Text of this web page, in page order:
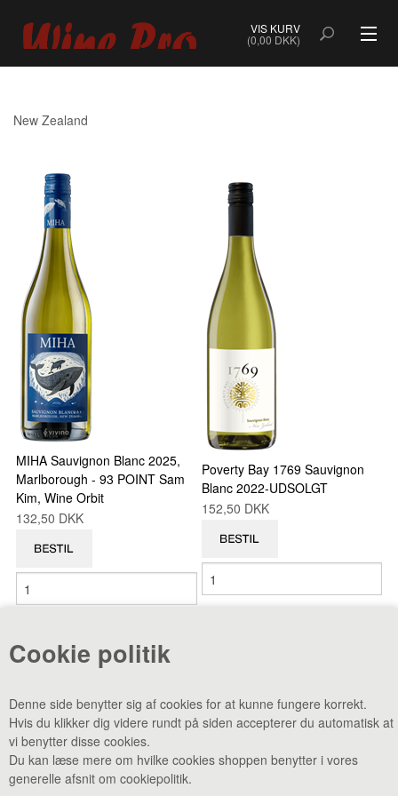
Cookie politik
Denne side benytter sig af cookies for at kunne fungere korrekt.
Hvis du klikker dig videre rundt på siden accepterer du automatisk at
vi benytter disse cookies.
Du kan læse mere om hvilke cookies shoppen benytter i vores
generelle afsnit om cookiepolitik.
VIS KURV
(0,00 DKK)
ROSÉ
HVIDVIN
RØDVIN
DESSERTVIN & PORTVIN
NATURVIN & ORANGEVIN
ØKOLOGISK VIN
VINE MED AWARDS
VIS KURV (0,00 DKK)
GAVEKORT
VILKÅR NYHED
TILBUD
New Zealand
MIHA Sauvignon Blanc 2025,
Marlborough - 93 POINT Sam
Kim, Wine Orbit
132,50 DKK
Poverty Bay 1769 Sauvignon
Blanc 2022-UDSOLGT
152,50 DKK
CVR: 38969188 •Lager & smagebar: Danstrupvej 27 F 3480